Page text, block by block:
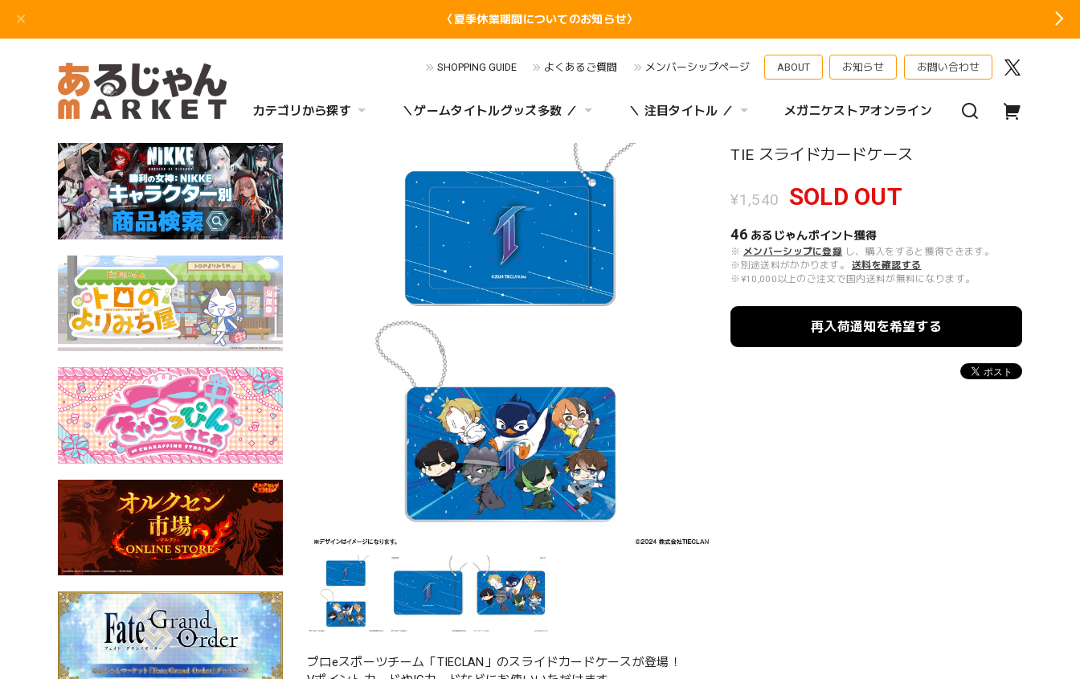
〈夏季休業期間についてのお知らせ〉
SHOPPING GUIDE よくあるご質問 メンバーシップページ ABOUT お知らせ お問い合わせ
カテゴリから探す ＼ゲームタイトルグッズ多数 ／ ＼ 注目タイトル ／ メガニケストアオンライン
TIE スライドカードケース
¥1,540 SOLD OUT
46 あるじゃんポイント獲得
※ メンバーシップに登録 し、購入をすると獲得できます。
※別途送料がかかります。
送料を確認する
※¥10,000以上のご注文で国内送料が無料になります。
再入荷通知を希望する
プロeスポーツチーム「TIECLAN」のスライドカードケースが登場！